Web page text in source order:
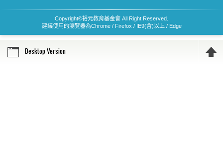
Copyright©裕元教育基金會 All Right Reserved.
建議使用的瀏覽器為Chrome / Firefox / IE9(含)以上 / Edge
Desktop Version